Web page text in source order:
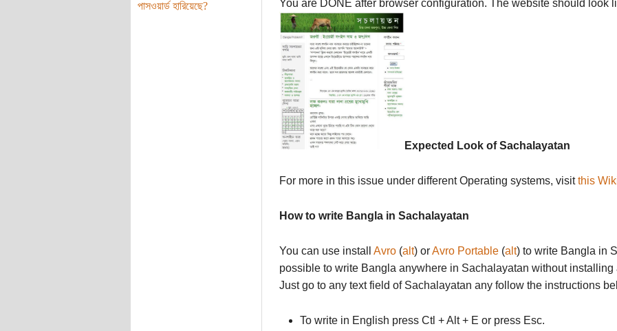
পাসওয়ার্ড হারিয়েছে?
You are DONE after browser configuration. The website should look
Expected Look of Sachalayatan
For more in this issue under different Operating systems, visitthis
How to write Bangla in Sachalayatan
You can use install Avro(alt) orAvro Portable(alt) to write Bangla in
possible to write Bangla anywhere in Sachalayatan without installing
Just go to any text field of Sachalayatan any follow the instructions
To write in English press Ctl + Alt + E or press Esc.